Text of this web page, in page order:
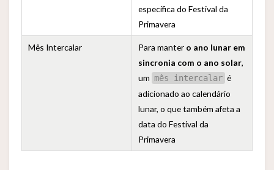
específica do Festival da
Primavera
Mês Intercalar Para manter o ano lunar em
sincronia com o ano solar,
um mês intercalar é
adicionado ao calendário
lunar, o que também afeta a
data do Festival da
Primavera